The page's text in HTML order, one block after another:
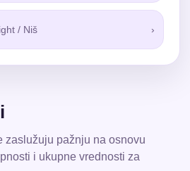
/ Niš ›
zaslužuju pažnju na osnovu
i ukupne vrednosti za